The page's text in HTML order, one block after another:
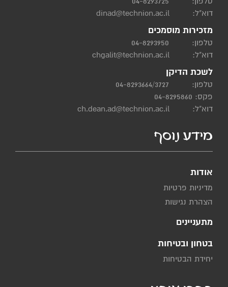
דוא"ל:
dinad@technion.ac.il
מזכירות מוסמכים
טלפון:
04-8293950
דוא"ל:
chgalit@technion.ac.il
לשכת הדיקן
טלפון:
04-8293664/3727
פקס: 04-8295860
דוא"ל:
ch.dean.ad@technion.ac.il
מידע נוסף
אודות
מדיניות פרטיות
הצהרת נגישות
מתעניינים
בטחון ובטיחות
יחידת הבטיחות